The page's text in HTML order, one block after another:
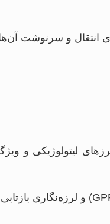
انتقال و سرنوشت
لیتولوژیکی و